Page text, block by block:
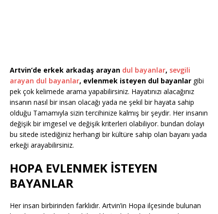
Artvin’de erkek arkadaş arayan dul bayanlar, sevgili
arayan dul bayanlar, evlenmek isteyen dul bayanlar gibi
pek çok kelimede arama yapabilirsiniz. Hayatınızı alacağınız
insanın nasıl bir insan olacağı yada ne şekil bir hayata sahip
olduğu Tamamıyla sizin tercihinize kalmış bir şeydir. Her insanın
değişik bir imgesel ve değişik kriterleri olabiliyor. bundan dolayı
bu sitede istediğiniz herhangi bir kültüre sahip olan bayanı yada
erkeği arayabilirsiniz.
HOPA EVLENMEK İSTEYEN
BAYANLAR
Her insan birbirinden farklıdır. Artvin’in Hopa ilçesinde bulunan